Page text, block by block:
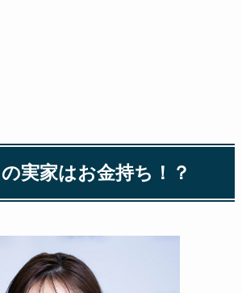
実家はお金持ち！？